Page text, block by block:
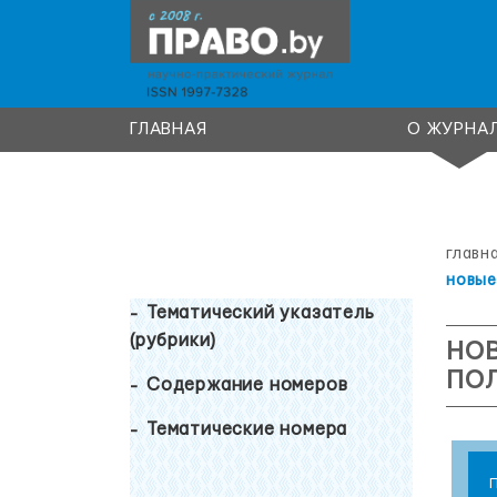
ГЛАВНАЯ О
Тематический указатель
(рубрики)
Содержание номеров
Тематические номера